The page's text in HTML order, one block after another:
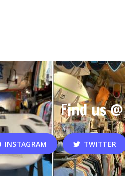
Find us @
INSTAGRAM TWITTER